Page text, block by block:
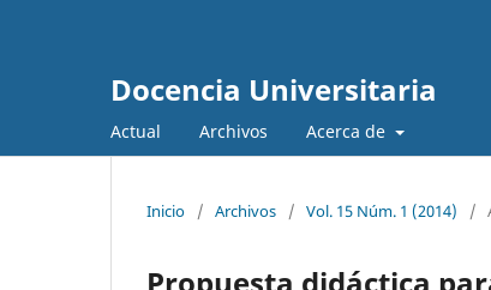
Docencia Universitaria
Actual Archivos Acerca de
Inicio / Archivos / Vol. 15 Núm. 1 (2014) /